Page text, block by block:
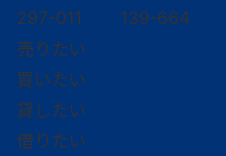
297-011
139-664
売りたい
買いたい
貸したい
借りたい